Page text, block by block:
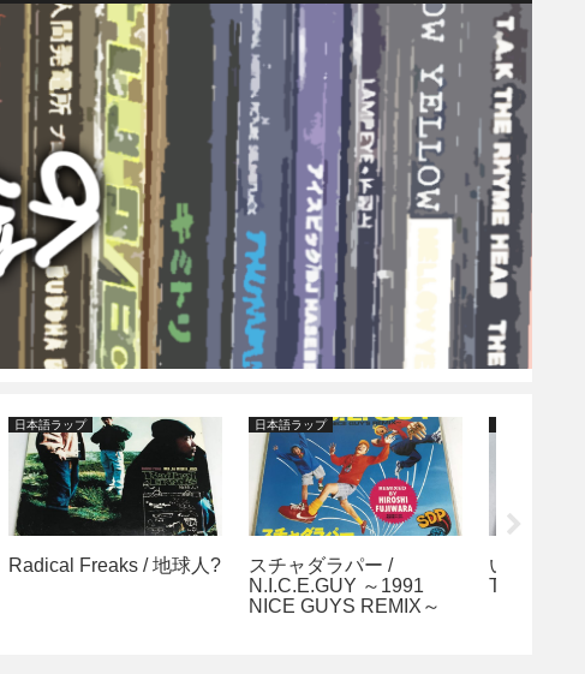
日本語ラップ
いとうせいこう &
日本語ラップ_V.A.
続・悪名